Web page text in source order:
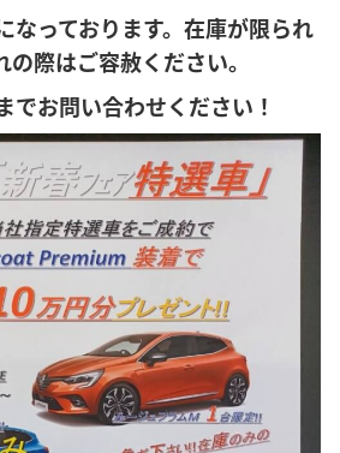
なっております。在庫が限られ
際はご容赦ください。
でお問い合わせください！